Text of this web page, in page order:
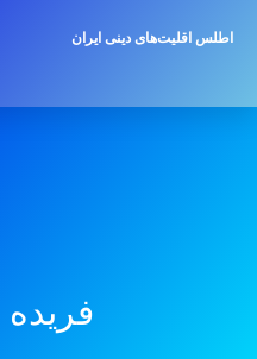
اطلس اقلیت‌های دینی ایران
فریده